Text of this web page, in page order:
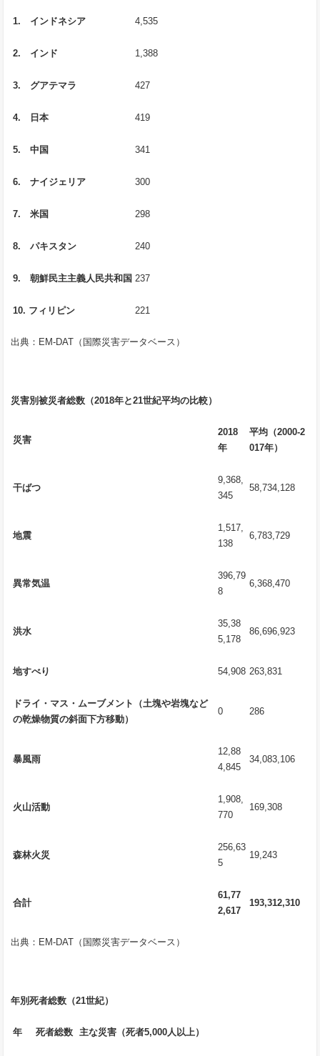
1. インドネシア 4,535
2. インド 1,388
3. グアテマラ 427
4. 日本 419
5. 中国 341
6. ナイジェリア 300
7. 米国 298
8. パキスタン 240
9. 朝鮮民主主義人民共和国 237
10. フィリピン 221
出典：EM-DAT（国際災害データベース）
災害別被災者総数（2018年と21世紀平均の比較）
災害
2018
年
平均（2000-2
017年）
干ばつ
9,368,
345
58,734,128
地震
1,517,
138
6,783,729
異常気温
396,79
8
6,368,470
洪水
35,38
5,178
86,696,923
地すべり 54,908 263,831
ドライ・マス・ムーブメント（土塊や岩塊など
の乾燥物質の斜面下方移動）
0 286
暴風雨
12,88
4,845
34,083,106
火山活動
1,908,
770
169,308
森林火災
256,63
5
19,243
合計
61,77
2,617
193,312,310
出典：EM-DAT（国際災害データベース）
年別死者総数（21世紀）
年 死者総数 主な災害（死者5,000 人以上）